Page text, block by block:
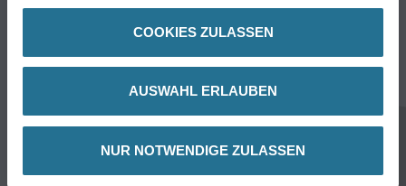
COOKIES ZULASSEN
AUSWAHL ERLAUBEN
NUR NOTWENDIGE ZULASSEN
Über uns
MPlus
Karriere
FAQ